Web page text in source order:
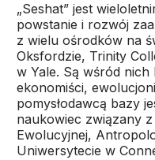
„Seshat” jest
powstanie i rozwój
z wielu ośrodków na
Oksfordzie, Trinity
w Yale. Są wśród
ekonomiści,
pomysłodawcą bazy
naukowiec związany z
Ewolucyjnej,
Uniwersytecie w